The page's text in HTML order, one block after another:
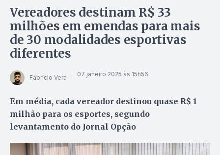
Vereadores destinam R$ 33
milhões em emendas para mais
de 30 modalidades esportivas
diferentes
Fabrício Vera 07 janeiro 2025 às 15h56
Em média, cada vereador destinou quase R$ 1
milhão para os esportes, segundo
levantamento do Jornal Opção